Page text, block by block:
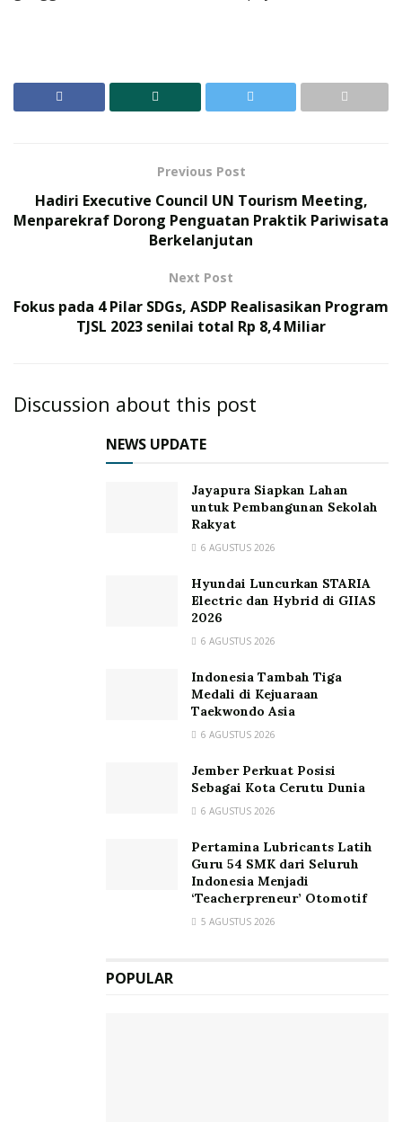
Previous Post
Hadiri Executive Council UN Tourism Meeting,
Menparekraf Dorong Penguatan Praktik Pariwisata
Berkelanjutan
Next Post
Fokus pada 4 Pilar SDGs, ASDP Realisasikan Program
TJSL 2023 senilai total Rp 8,4 Miliar
Discussion about this post
NEWS UPDATE
Jayapura Siapkan Lahan
untuk Pembangunan Sekolah
Rakyat
6 AGUSTUS 2026
Hyundai Luncurkan STARIA
Electric dan Hybrid di GIIAS
2026
6 AGUSTUS 2026
Indonesia Tambah Tiga
Medali di Kejuaraan
Taekwondo Asia
6 AGUSTUS 2026
Jember Perkuat Posisi
Sebagai Kota Cerutu Dunia
6 AGUSTUS 2026
Pertamina Lubricants Latih
Guru 54 SMK dari Seluruh
Indonesia Menjadi
‘Teacherpreneur’ Otomotif
5 AGUSTUS 2026
POPULAR